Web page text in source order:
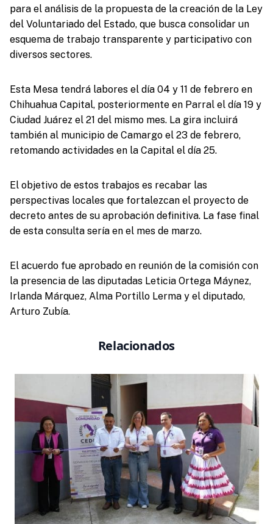
para el análisis de la propuesta de la creación de la Ley
del Voluntariado del Estado, que busca consolidar un
esquema de trabajo transparente y participativo con
diversos sectores.
Esta Mesa tendrá labores el día 04 y 11 de febrero en
Chihuahua Capital, posteriormente en Parral el día 19 y
Ciudad Juárez el 21 del mismo mes. La gira incluirá
también al municipio de Camargo el 23 de febrero,
retomando actividades en la Capital el día 25.
El objetivo de estos trabajos es recabar las
perspectivas locales que fortalezcan el proyecto de
decreto antes de su aprobación definitiva. La fase final
de esta consulta sería en el mes de marzo.
El acuerdo fue aprobado en reunión de la comisión con
la presencia de las diputadas Leticia Ortega Máynez,
Irlanda Márquez, Alma Portillo Lerma y el diputado,
Arturo Zubía.
Relacionados